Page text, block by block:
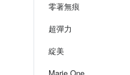
零著無痕
超彈力
綻美